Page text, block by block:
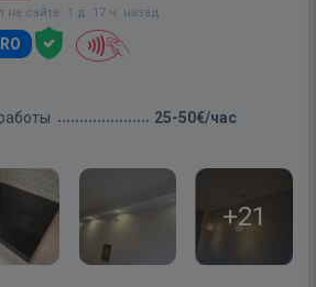
на сайте: 1 д. 17 ч. назад
25-50€/час
+21